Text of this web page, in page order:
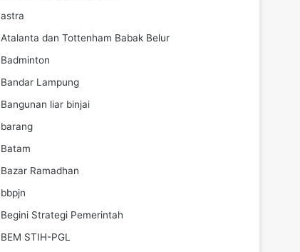
astra
Atalanta dan Tottenham Babak Belur
Badminton
Bandar Lampung
Bangunan liar binjai
barang
Batam
Bazar Ramadhan
bbpjn
Begini Strategi Pemerintah
BEM STIH-PGL